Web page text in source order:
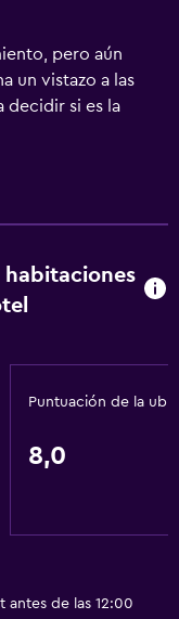
pero aún
un vistazo a las
decidir si es la
habitaciones
Puntuación de la
8,0
antes de las 12:00